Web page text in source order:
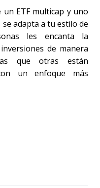
ETF multicap y uno
adapta a tu estilo de
les encanta la
de manera
que otras están
un enfoque más